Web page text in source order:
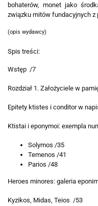
bohaterów, monet jako
związku mitów fundacyjnych z
(opis wydawcy)
Spis treści:
Wstęp /7
Rozdział 1. Założyciele w
Epitety ktistes i conditor w
Ktistai i eponymoi: exempla
Solymos /35
Temenos /41
Parios /48
Heroes minores: galeria
Kyzikos, Midas, Teios /53